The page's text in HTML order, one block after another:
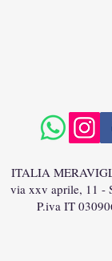
ITALIA
via xxv aprile, 11 -
P.iva IT